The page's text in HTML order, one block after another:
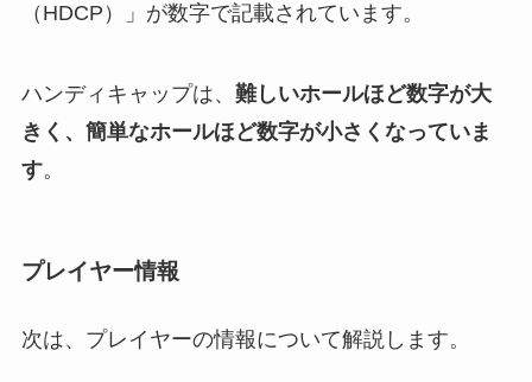
（HDCP）」が数字で記載されています。
ハンディキャップは、 難しいホールほど数字が大
きく、簡単なホールほど数字が小さくなっていま
す。
プレイヤー情報
次は、プレイヤーの情報について解説します。